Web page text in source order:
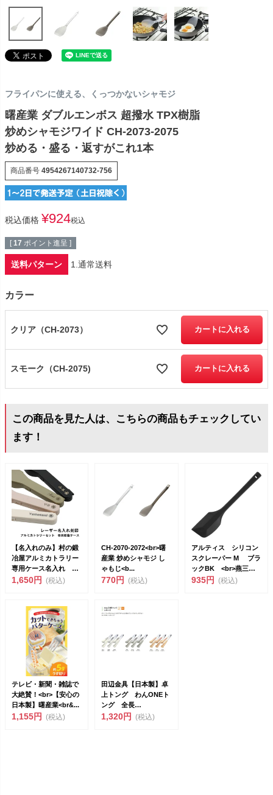
フライパンに使える、くっつかないシャモジ
曙産業 ダブルエンボス 超撥水 TPX樹脂
炒めシャモジワイド CH-2073-2075
炒める・盛る・返すがこれ1本
商品番号 4954267140732-756
税込価格 ¥924税込
[ 17 ポイント進呈 ]
送料パターン 1.通常送料
カラー
クリア（CH-2073） カートに入れる
スモーク（CH-2075) カートに入れる
この商品を見た人は、こちらの商品もチェックしてい
ます！
【名入れのみ】村の鍛
冶屋アルミカトラリー
専用ケース名入れ
<br>金属レ...
1,650円 (税込)
CH-2070-2072<br>曙
産業 炒めシャモジ し
ゃもじ<b...
770円 (税込)
アルティス シリコン
スクレーパー M ブラ
ックBK <br>燕三条
製&...
935円 (税込)
テレビ・新聞・雑誌で
大絶賛！<br>【安心の
日本製】曙産業<br&...
1,155円 (税込)
田辺金具【日本製】卓
上トング わんONEト
ング 全長
18cm（692549）<...
1,320円 (税込)